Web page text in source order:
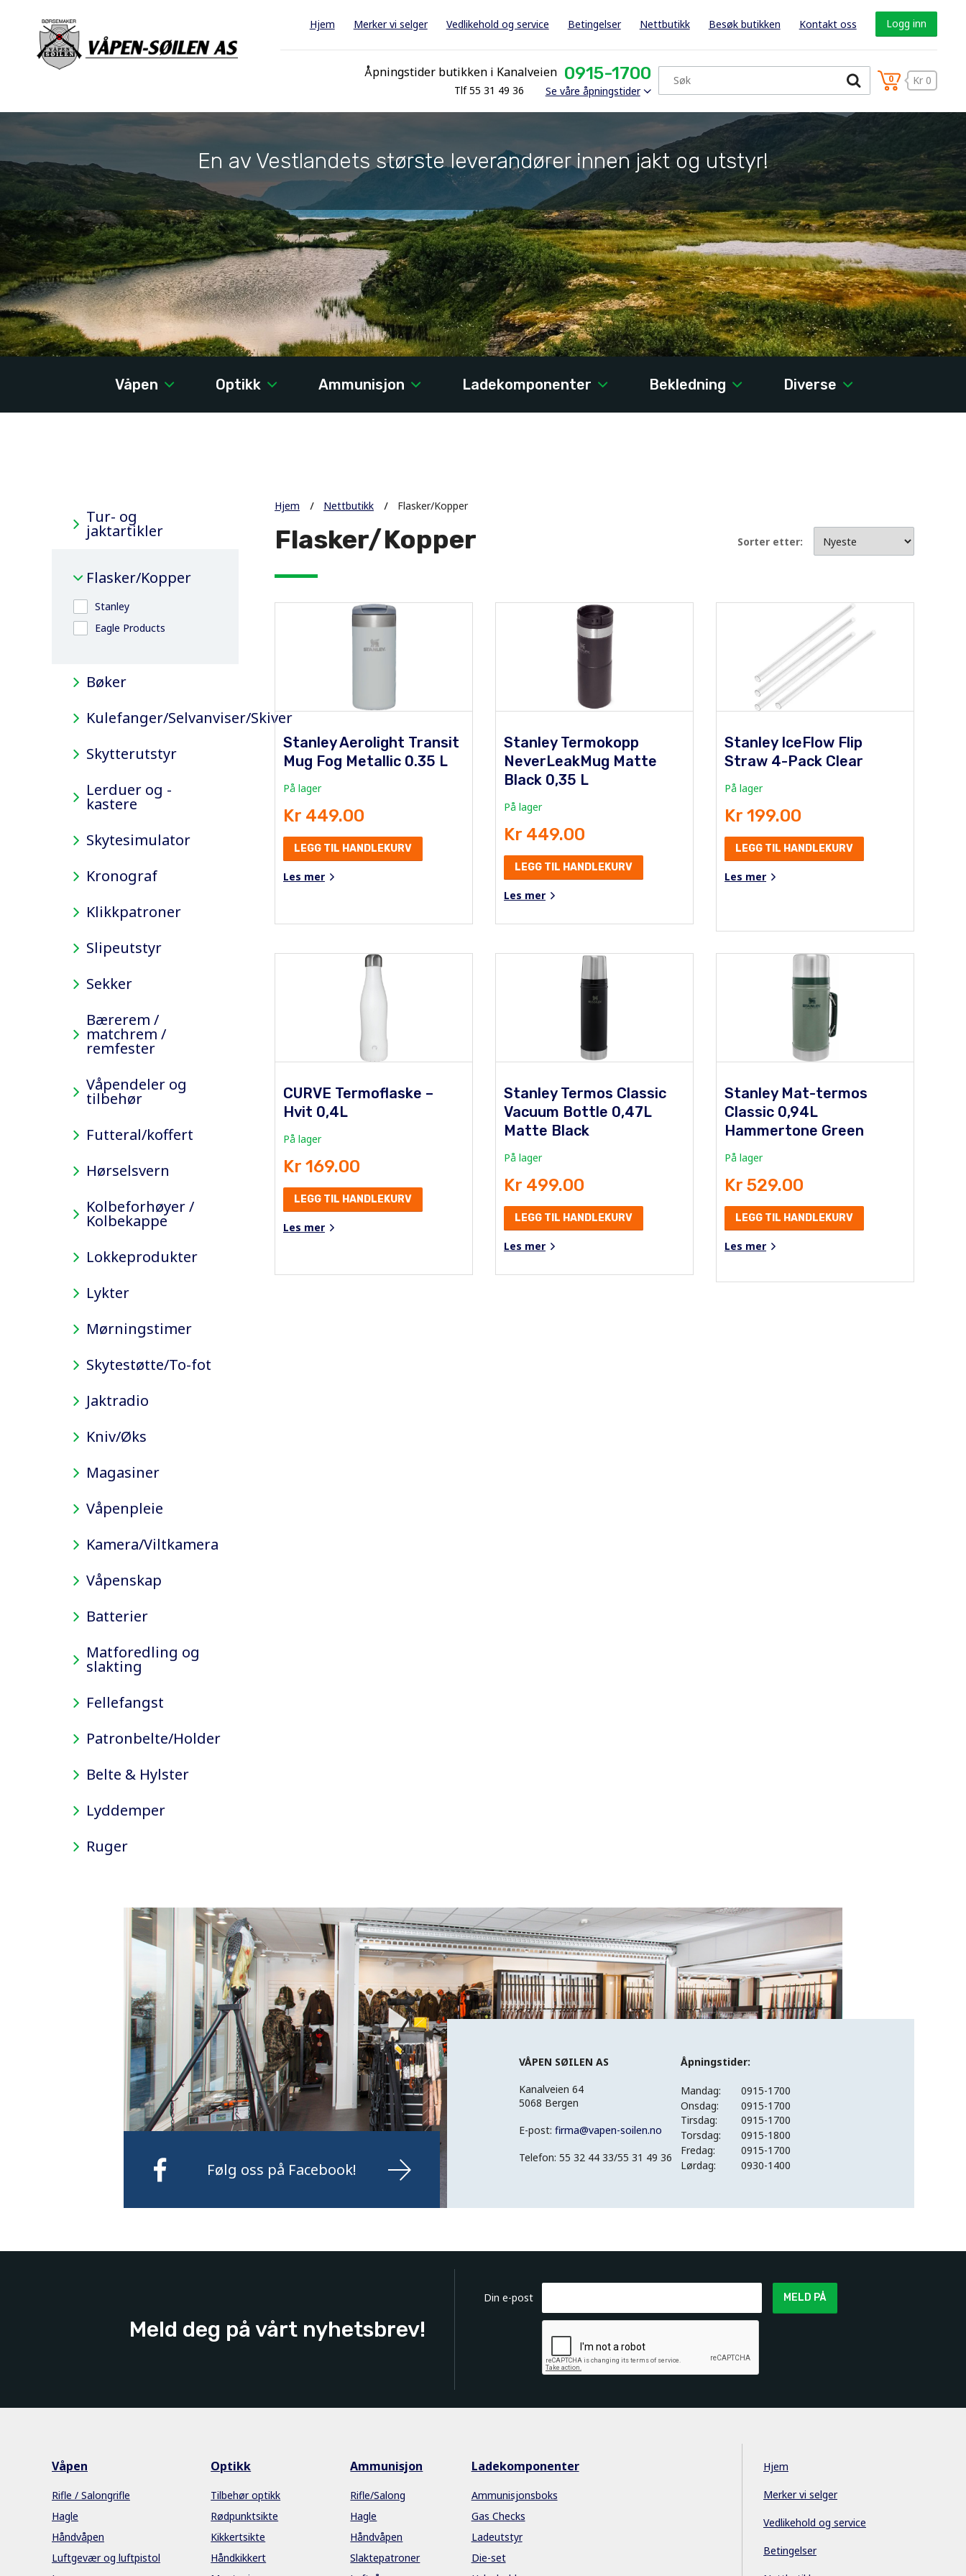
Hjem Merker vi selger Vedlikehold og service Betingelser Nettbutikk Besøk butikken Kontakt oss Logg inn
Åpningstider butikken i Kanalveien 0915-1700
Tlf 55 31 49 36 Se våre åpningstider
0 Kr 0
En av Vestlandets største leverandører innen jakt og utstyr!
Våpen Optikk Ammunisjon Ladekomponenter Bekledning Diverse
Tur- og
jaktartikler
Flasker/Kopper
Stanley
Eagle Products
Bøker
Kulefanger/Selvanviser/Skiver
Skytterutstyr
Lerduer og -
kastere
Skytesimulator
Kronograf
Klikkpatroner
Slipeutstyr
Sekker
Bærerem /
matchrem /
remfester
Våpendeler og
tilbehør
Futteral/koffert
Hørselsvern
Kolbeforhøyer /
Kolbekappe
Lokkeprodukter
Lykter
Mørningstimer
Skytestøtte/To-fot
Jaktradio
Kniv/Øks
Magasiner
Våpenpleie
Kamera/Viltkamera
Våpenskap
Batterier
Matforedling og
slakting
Fellefangst
Patronbelte/Holder
Belte & Hylster
Lyddemper
Ruger
Hjem Nettbutikk Flasker/Kopper
Flasker/Kopper Sorter etter:
Stanley Aerolight Transit
Mug Fog Metallic 0.35 L
På lager
Kr 449.00
LEGG TIL HANDLEKURV
Les mer
Stanley Termokopp
NeverLeakMug Matte
Black 0,35 L
På lager
Kr 449.00
LEGG TIL HANDLEKURV
Les mer
Stanley IceFlow Flip
Straw 4-Pack Clear
På lager
Kr 199.00
LEGG TIL HANDLEKURV
Les mer
CURVE Termoflaske –
Hvit 0,4L
På lager
Kr 169.00
LEGG TIL HANDLEKURV
Les mer
Stanley Termos Classic
Vacuum Bottle 0,47L
Matte Black
På lager
Kr 499.00
LEGG TIL HANDLEKURV
Les mer
Stanley Mat-termos
Classic 0,94L
Hammertone Green
På lager
Kr 529.00
LEGG TIL HANDLEKURV
Les mer
Følg oss på Facebook!
VÅPEN SØILEN AS
Kanalveien 64
5068 Bergen
E-post: firma@vapen-soilen.no
Telefon: 55 32 44 33/55 31 49 36
Åpningstider:
Mandag:
0915-1700
Onsdag:
0915-1700
Tirsdag:
0915-1700
Torsdag:
0915-1800
Fredag:
0915-1700
Lørdag:
0930-1400
Meld deg på vårt nyhetsbrev!
Din e-post MELD PÅ
Våpen
Rifle / Salongrifle
Hagle
Håndvåpen
Luftgevær og luftpistol
Optikk
Tilbehør optikk
Rødpunktsikte
Kikkertsikte
Håndkikkert
Ammunisjon
Rifle/Salong
Hagle
Håndvåpen
Slaktepatroner
Ladekomponenter
Ammunisjonsboks
Gas Checks
Ladeutstyr
Die-set
Hjem
Merker vi selger
Vedlikehold og service
Betingelser